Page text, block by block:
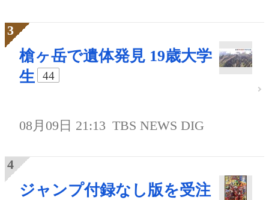
槍ヶ岳で遺体発見 19歳大学
生
44
08月09日 21:13 TBS NEWS DIG
ジャンプ付録なし版を受注